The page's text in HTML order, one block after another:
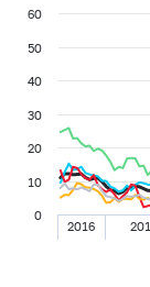
2016
0
10
20
30
40
50
60